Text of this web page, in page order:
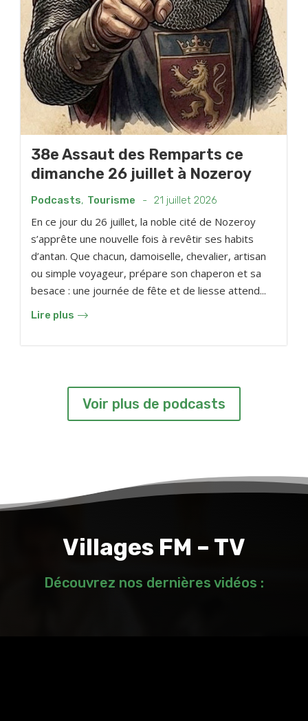
38e Assaut des Remparts ce
dimanche 26 juillet à Nozeroy
Podcasts, Tourisme - 21 juillet 2026
En ce jour du 26 juillet, la noble cité de Nozeroy
s’apprête une nouvelle fois à revêtir ses habits
d’antan. Que chacun, damoiselle, chevalier, artisan
ou simple voyageur, prépare son chaperon et sa
besace : une journée de fête et de liesse attend...
Lire plus
Voir plus de podcasts
Villages FM – TV
Découvrez nos dernières vidéos :